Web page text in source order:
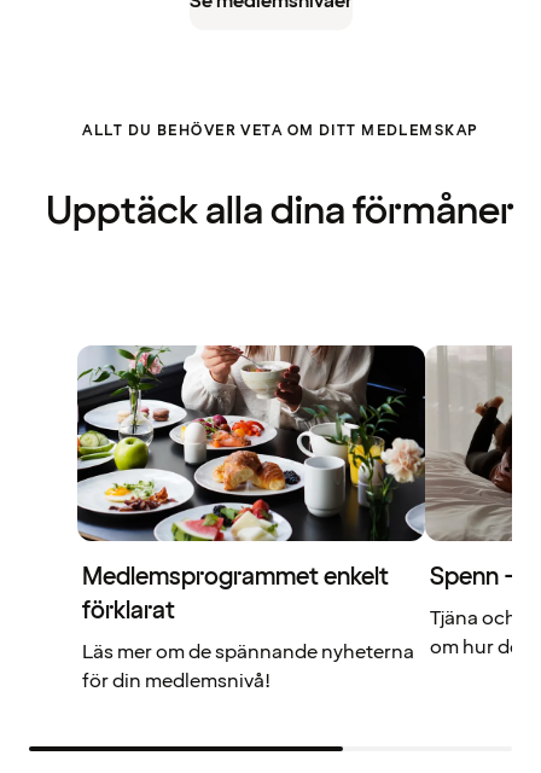
ALLT DU BEHÖVER VETA OM DITT MEDLEMSKAP
Upptäck alla dina förmåner
Medlemsprogrammet enkelt
förklarat
Läs mer om de spännande nyheterna
för din medlemsnivå!
Spenn –
Tjäna och
om hur det